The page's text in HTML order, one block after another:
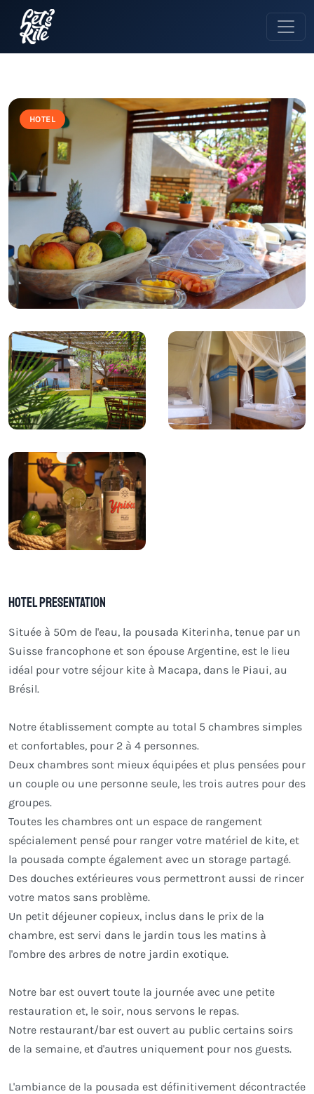
HOTEL
Hotel Presentation
Située à 50m de l'eau, la pousada Kiterinha, tenue par un
Suisse francophone et son épouse Argentine, est le lieu
idéal pour votre séjour kite à Macapa, dans le Piaui, au
Brésil.
Notre établissement compte au total 5 chambres simples
et confortables, pour 2 à 4 personnes.
Deux chambres sont mieux équipées et plus pensées pour
un couple ou une personne seule, les trois autres pour des
groupes.
Toutes les chambres ont un espace de rangement
spécialement pensé pour ranger votre matériel de kite, et
la pousada compte également avec un storage partagé.
Des douches extérieures vous permettront aussi de rincer
votre matos sans problème.
Un petit déjeuner copieux, inclus dans le prix de la
chambre, est servi dans le jardin tous les matins à
l'ombre des arbres de notre jardin exotique.
Notre bar est ouvert toute la journée avec une petite
restauration et, le soir, nous servons le repas.
Notre restaurant/bar est ouvert au public certains soirs
de la semaine, et d'autres uniquement pour nos guests.
L'ambiance de la pousada est définitivement décontractée